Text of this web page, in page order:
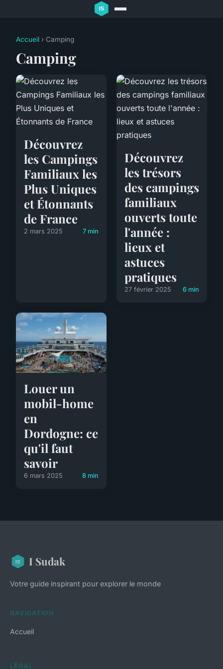
Accueil › Camping
Camping
Découvrez
les Campings
Familiaux les
Plus Uniques
et Étonnants
de France
2 mars 2025 7 min
Découvrez
les trésors
des campings
familiaux
ouverts toute
l'année :
lieux et
astuces
pratiques
27 février 2025 6 min
Louer un
mobil-home
en
Dordogne: ce
qu'il faut
savoir
6 mars 2025 8 min
I Sudak
Votre guide inspirant pour explorer le monde
NAVIGATION
Accueil
LÉGAL